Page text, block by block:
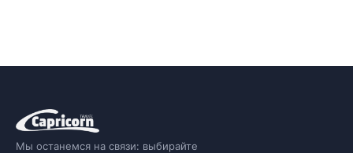
Мы останемся на связи: выбирайте